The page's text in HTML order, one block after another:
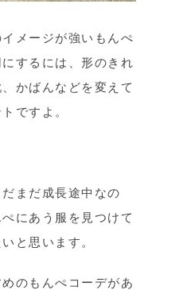
メージが強いもんぺ
するには、形のきれ
かばんなどを変えて
ですよ。
まだ成長途中なの
にあう服を見つけて
と思います。
のもんぺコーデがあ